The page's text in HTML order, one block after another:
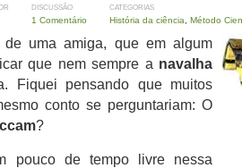
DISCUSSÃO
1 Comentário
CATEGORIAS
História da ciência Método
uma amiga, que em algum
que nem sempre a navalha
Fiquei pensando que muitos
conto se perguntariam: O
?
pouco de tempo livre nessa